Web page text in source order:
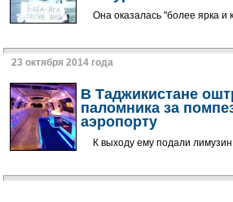
Она оказалась "более ярка и
23 октября 2014 года
В Таджикистане
паломника за
аэропорту
К выходу ему подали лимузин